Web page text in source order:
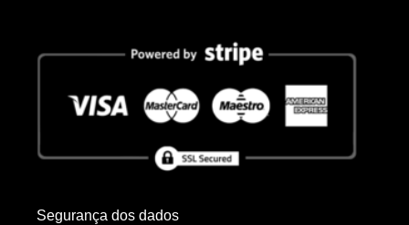
Segurança dos dados